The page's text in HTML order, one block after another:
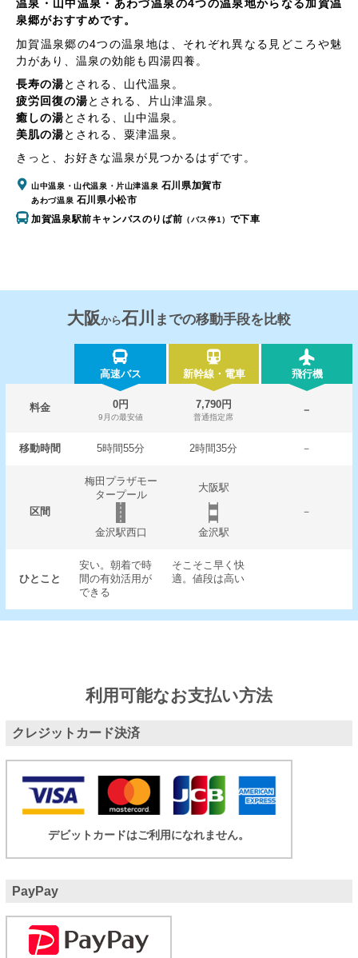
温泉・山中温泉・あわづ温泉の4つの温泉地からなる加賀温
泉郷がおすすめです。
加賀温泉郷の4つの温泉地は、それぞれ異なる見どころや魅
力があり、温泉の効能も四湯四養。
長寿の湯とされる、 山代温泉 。
疲労回復の湯とされる、 片山津温泉 。
癒しの湯とされる、 山中温泉 。
美肌の湯とされる、 粟津温泉 。
きっと、お好きな温泉が見つかるはずです。
山中温泉・山代温泉・片山津温泉 石川県加賀市
あわづ温泉 石川県小松市
加賀温泉駅前キャンバスのりば前 （バス停1） で下車
大阪から石川 までの移動手段を比較
高速バス 新幹線・電車 飛行機
料金 0円
9月の最安値
7,790円
普通指定席
－
移動時間 5時間55分 2時間35分 －
区間
梅田プラザモー
タープール
大阪駅
－
金沢駅西口
金沢駅
ひとこと
安い。朝着で時
間の有効活用が
できる
そこそこ早く快
適。値段は高い
利用可能なお支払い方法
クレジットカード決済
デビットカードはご利用になれません。
PayPay